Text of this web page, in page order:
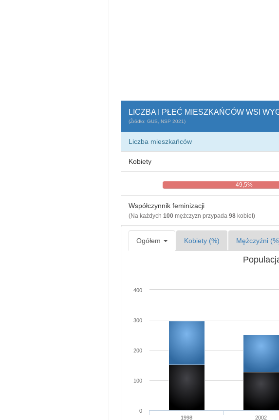
LICZBA I PŁEĆ MIESZKAŃCÓW WSI
(Źródło: GUS, NSP 2021)
Liczba mieszkańców
Kobiety
49,5%
Współczynnik feminizacji
(Na każdych 100mężczyzn przypada 98kobiet)
Ogółem Kobiety (%) Mężczyźni
1998 2002
0
100
200
300
400